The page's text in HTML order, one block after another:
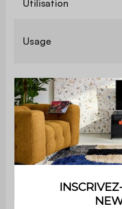
Utilisation
Usage
Garantie
Montage
Bibliothèque